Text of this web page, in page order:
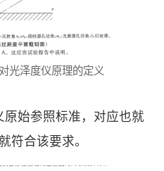
光泽度仪原理的定义
始参照标准，对应也就
符合该要求。